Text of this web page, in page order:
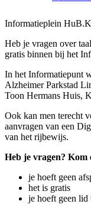
Informatieplein
Heb je vragen over
gratis binnen bij het
In het Informatiepunt
Alzheimer Parkstad
Toon Hermans Huis,
Ook kan men terecht
aanvragen van een
van het rijbewijs.
Heb je vragen? Kom
je hoeft geen
het is gratis
je hoeft geen